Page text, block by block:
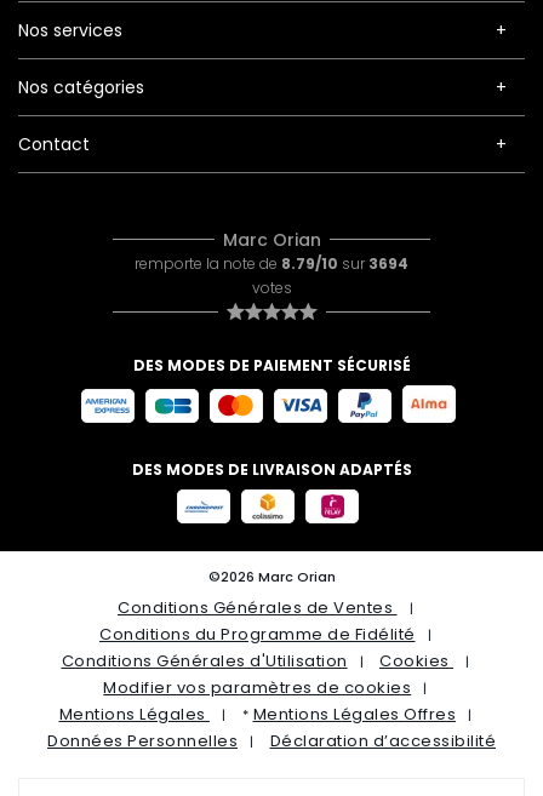
Nos services
Nos catégories
Contact
Marc Orian
remporte la note de 8.79/10 sur 3694
votes
DES MODES DE PAIEMENT SÉCURISÉ
DES MODES DE LIVRAISON ADAPTÉS
©2026 Marc Orian
Conditions Générales de Ventes
Conditions du Programme de Fidélité
Conditions Générales d'Utilisation
Cookies
Modifier vos paramètres de cookies
Mentions Légales
* Mentions Légales Offres
Données Personnelles
Déclaration d’accessibilité